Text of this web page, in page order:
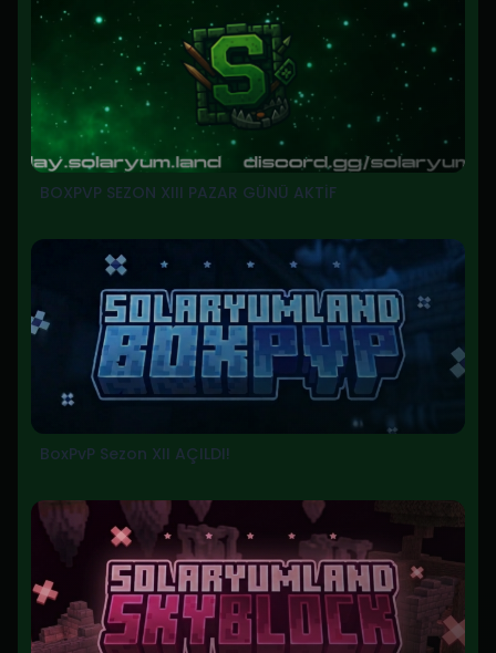
BOXPVP SEZON XIII PAZAR GÜNÜ AKTİF
BoxPvP Sezon XII AÇILDI!